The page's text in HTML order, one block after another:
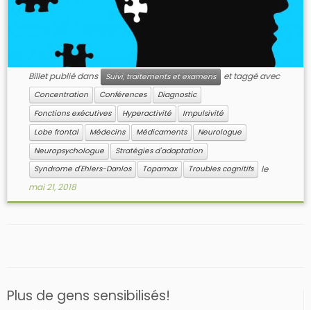
Billet publié dans Suivi, traitements et examens et taggé avec
Concentration Conférences
Diagnostic
Fonctions exécutives
Hyperactivité
Impulsivité
Lobe frontal
Médecins Médicaments
Neurologue
Neuropsychologue
Stratégies d'adaptation
Syndrome d'Ehlers-Danlos
Topamax Troubles cognitifs
le
mai 21, 2018
Plus de gens sensibilisés!